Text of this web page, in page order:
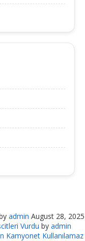
admin August 28, 2025
Vurdu by admin
Kamyonet Kullanılamaz